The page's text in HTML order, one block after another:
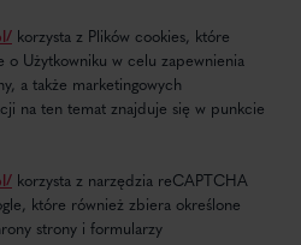
korzysta z Plików cookies, które
o Użytkowniku w celu zapewnienia
a także marketingowych
na ten temat znajduje się w punkcie
korzysta z narzędzia reCAPTCHA
które również zbiera określone
strony i formularzy